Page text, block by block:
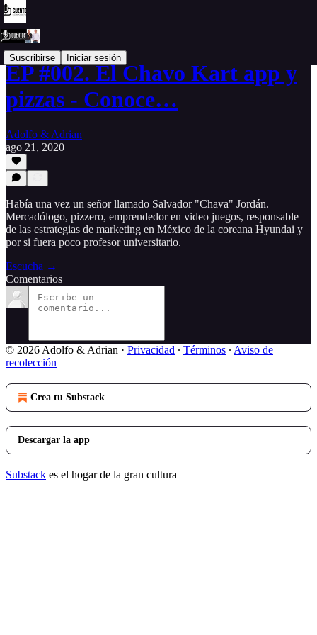
Suscribirse Iniciar sesión
EP #002. El Chavo Kart app y
pizzas - Conoce…
Adolfo & Adrian
ago 21, 2020
Había una vez un señor llamado Salvador "Chava" Jordán.
Mercadólogo, pizzero, emprendedor en video juegos, responsable
de las estrategias de marketing en México de la coreana Hyundai y
por si fuera poco profesor universitario.
Escucha →
Comentarios
© 2026 Adolfo & Adrian · Privacidad ∙ Términos ∙ Aviso de
recolección
Crea tu Substack
Descargar la app
Substack es el hogar de la gran cultura